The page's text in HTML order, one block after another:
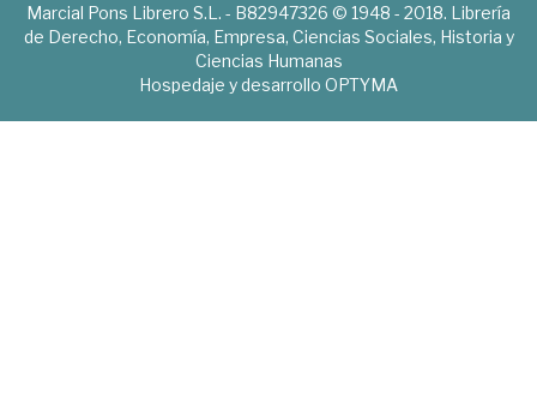
Marcial Pons Librero S.L. - B82947326 © 1948 - 2018. Librería
de Derecho, Economía, Empresa, Ciencias Sociales, Historia y
Ciencias Humanas
Hospedaje y desarrollo OPTYMA